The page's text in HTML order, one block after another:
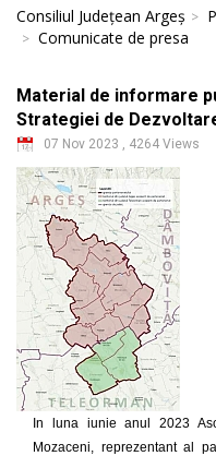
Consiliul Județean Argeș
Comunicate de presa
Material de informare
Strategiei de
07 Nov 2023 , 4264 Views
In luna iunie anul 2023
Mozaceni, reprezentant al